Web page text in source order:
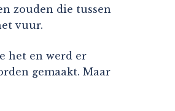
zouden die tussen
vuur.
het en werd er
gemaakt. Maar